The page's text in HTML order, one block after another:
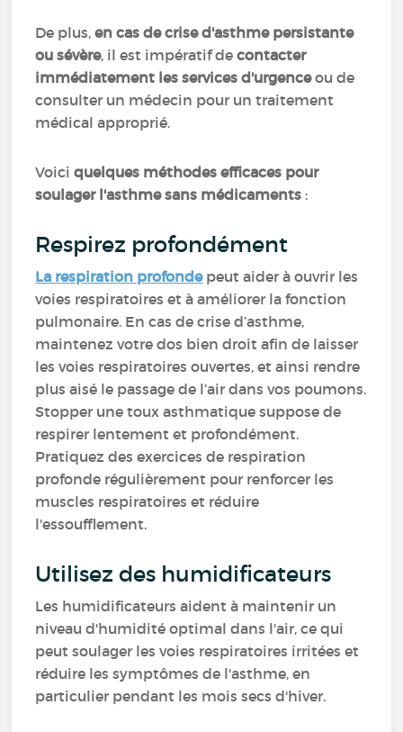
De plus,en cas de crise d'asthme persistante
ou sévère, il est impératif decontacter
immédiatement les services d'urgenceou de
consulter un médecin pour un traitement
médical approprié.
Voiciquelques méthodes efficaces pour
soulager l'asthme sans médicaments :
Respirez profondément
La respiration profondepeut aider à ouvrir les
voies respiratoires et à améliorer la fonction
pulmonaire. En cas de crise d’asthme,
maintenez votre dos bien droit afin de laisser
les voies respiratoires ouvertes, et ainsi rendre
plus aisé le passage de l’air dans vos poumons.
Stopper une toux asthmatique suppose de
respirer lentement et profondément.
Pratiquez des exercices de respiration
profonde régulièrement pour renforcer les
muscles respiratoires et réduire
l'essoufflement.
Utilisez des humidificateurs
Les humidificateurs aident à maintenir un
niveau d'humidité optimal dans l'air, ce qui
peut soulager les voies respiratoires irritées et
réduire les symptômes de l'asthme, en
particulier pendant les mois secs d'hiver.